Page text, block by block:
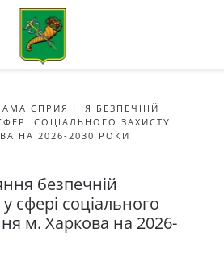
СПРИЯННЯ БЕЗПЕЧНІЙ
СОЦІАЛЬНОГО ЗАХИСТУ
НА 2026-2030 РОКИ
безпечній
сфері соціального
м. Харкова на 2026-